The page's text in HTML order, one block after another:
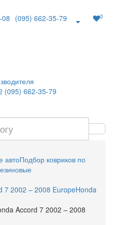
(095) 662-35-79 0
(095) 662-35-79
автоПодбор ковриков по
7 2002 – 2008 EuropeHonda
Accord 7 2002 – 2008